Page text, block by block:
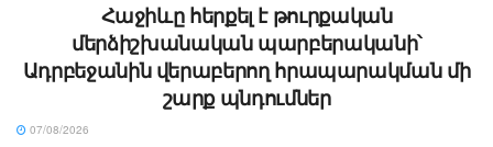
Հաջիևը հերքել է թուրքական
մերձիշխանական պարբերականի՝
Ադրբեջանին վերաբերող հրապարակման մի
շարք պնդումներ
07/08/2026